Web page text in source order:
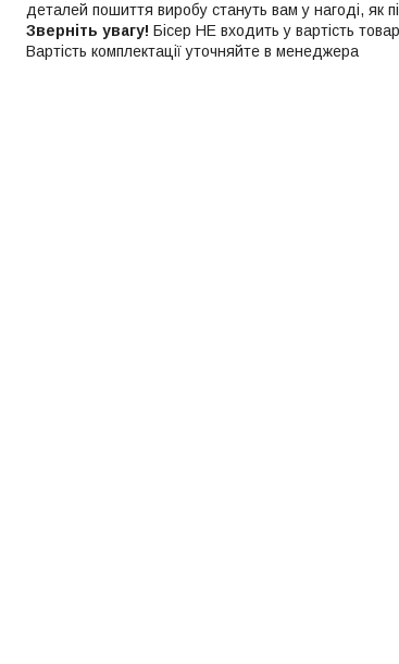
деталей пошиття виробу стануть вам у нагоді, як
Зверніть увагу! Бісер НЕ входить у вартість
Вартість комплектації уточняйте в менеджера